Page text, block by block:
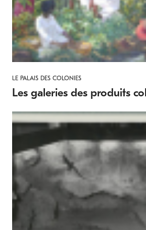
LE PALAIS DES COLONIES
Les galeries des produits